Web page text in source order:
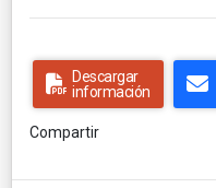
Descargar
información
Compartir